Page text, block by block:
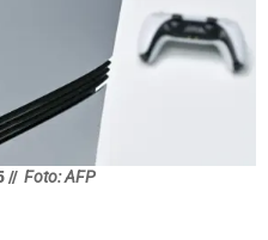
// Foto: AFP